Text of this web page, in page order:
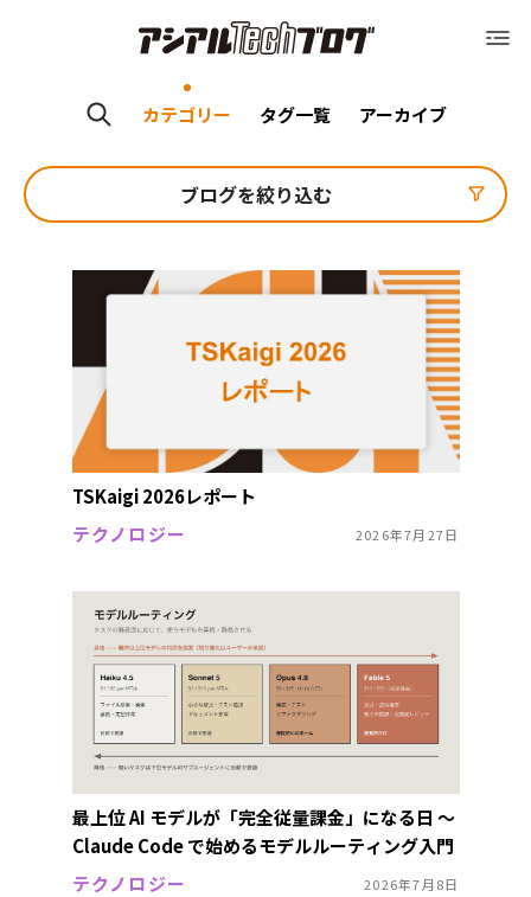
アシアルTechブログ
運営会社（アシアル株式会社）
採用情報
お問い合わせ
お問い合わせ
カテゴリー タグ一覧 アーカイブ
ブログを絞り込む
TSKaigi 2026レポート
テクノロジー
2026年7月27日
最上位 AI モデルが「完全従量課金」になる日 〜
Claude Code で始めるモデルルーティング入門
テクノロジー
2026年7月8日